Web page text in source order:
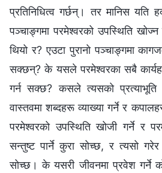
प्रतिनिधित्व गर्छन्। तर मानिस यति
पञ्‍चाङ्गमा परमेश्‍वरको उपस्थिति
थियो र? एउटा पुरानो पञ्‍चाङ्गमा
सक्छन्? के यसले परमेश्‍वरका सबै
गर्न सक्छ? कसले त्यसको
वास्तवमा शब्दहरू व्याख्या गर्ने र
परमेश्‍वरको उपस्थिति खोजी गर्ने र
सन्तुष्ट पार्ने कुरा सोच्छ, र त्यसो
सोच्छ। के यसरी जीवनमा प्रवेश गर्ने